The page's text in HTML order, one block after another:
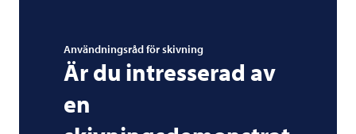
Användningsråd för skivning
Är du intresserad av
en